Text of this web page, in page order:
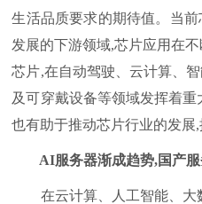
生活品质要求的期待值。当
发展的下游领域,芯片应用在
芯片,在自动驾驶、云计算、
及可穿戴设备等领域发挥着
也有助于推动芯片行业的发展
AI服务器渐成趋势,国产
在云计算、人工智能、大